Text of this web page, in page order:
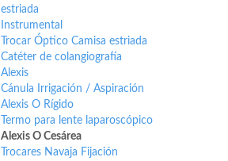
estriada
Instrumental
Trocar Óptico Camisa estriada
Catéter de colangiografía
Alexis
Cánula Irrigación / Aspiración
Alexis O Rígido
Termo para lente laparoscópico
Alexis O Cesárea
Trocares Navaja Fijación